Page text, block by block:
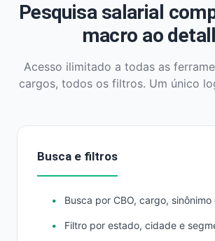
Pesquisa salarial
macro ao
Acesso ilimitado a todas as
cargos, todos os filtros. Um único
Busca e filtros
Busca por CBO, cargo, sinônimo
Filtro por estado, cidade e